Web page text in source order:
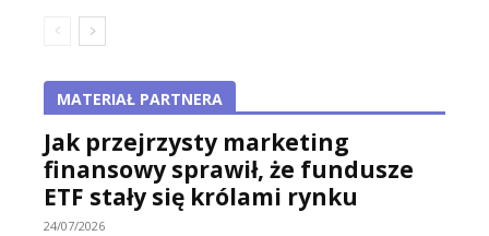
MATERIAŁ PARTNERA
Jak przejrzysty marketing
finansowy sprawił, że fundusze
ETF stały się królami rynku
24/07/2026